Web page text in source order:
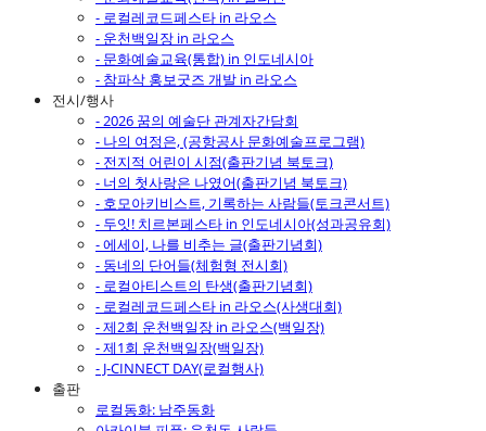
- 로컬레코드페스타 in 라오스
- 운천백일장 in 라오스
- 문화예술교육(통합) in 인도네시아
- 참파삭 홍보굿즈 개발 in 라오스
전시/행사
- 2026 꿈의 예술단 관계자간담회
- 나의 여정은, (공항공사 문화예술프로그램)
- 전지적 어린이 시점(출판기념 북토크)
- 너의 첫사랑은 나였어(출판기념 북토크)
- 호모아키비스트, 기록하는 사람들(토크콘서트)
- 두잇! 치르본페스타 in 인도네시아(성과공유회)
- 에세이, 나를 비추는 글(출판기념회)
- 동네의 단어들(체험형 전시회)
- 로컬아티스트의 탄생(출판기념회)
- 로컬레코드페스타 in 라오스(사생대회)
- 제2회 운천백일장 in 라오스(백일장)
- 제1회 운천백일장(백일장)
- J-CINNECT DAY(로컬행사)
출판
로컬동화: 남주동화